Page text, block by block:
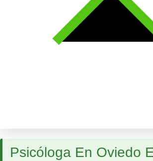
Psicóloga En Oviedo